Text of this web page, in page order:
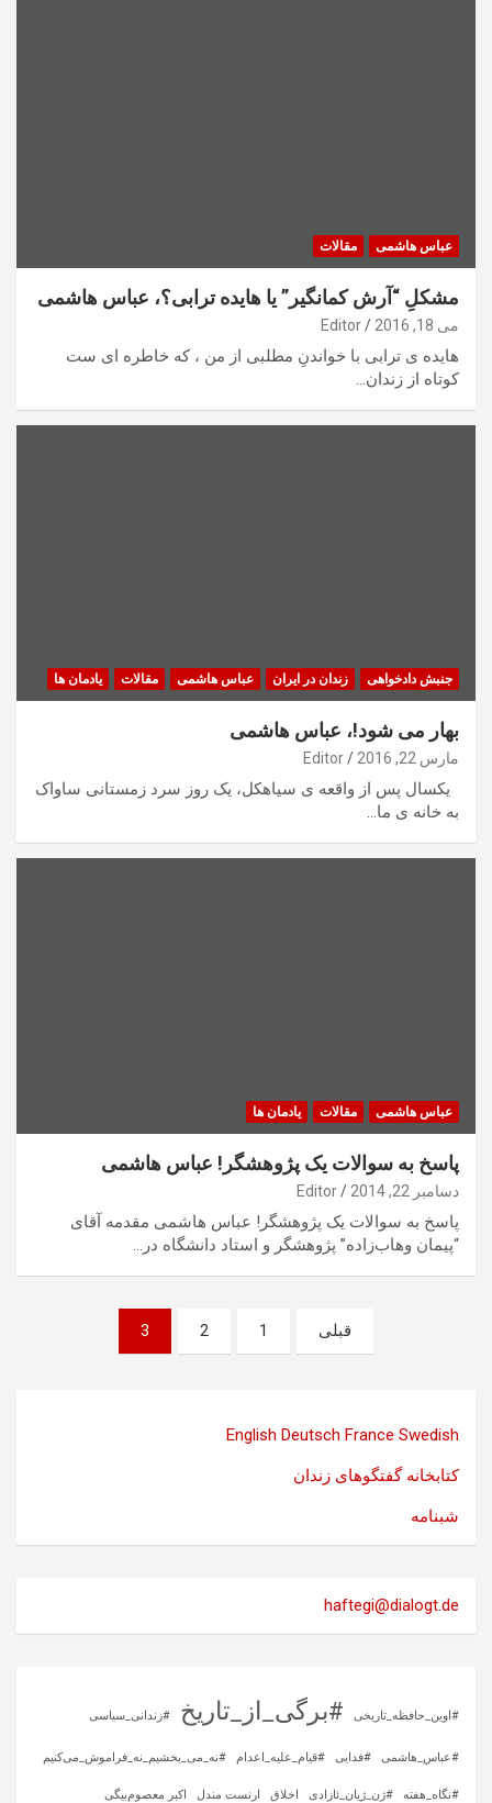
عباس هاشمی مقالات
مشکلِ “آرش کمانگیر” یا هایده ترابی؟، عباس هاشمی
می 18, 2016 Editor
هایده ی ترابی با خواندنِ مطلبی از من ، که خاطره ای ست
کوتاه از زندان…
جنبش دادخواهی زندان در ایران عباس هاشمی مقالات یادمان ها
بهار می شود!، عباس هاشمی
مارس 22, 2016 Editor
یکسال پس از واقعه ی سیاهکل، یک روز سرد زمستانی ساواک
به خانه ی ما…
عباس هاشمی مقالات یادمان ها
پاسخ به سوالات یک پژوهشگر! عباس هاشمی
دسامبر 22, 2014 Editor
پاسخ به سوالات یک پژوهشگر! عباس هاشمی مقدمه آقای
“پیمان وهاب‌زاده” پژوهشگر و استاد دانشگاه در…
قبلی 1
2
3
English Deutsch France Swedish
کتابخانه گفتگوهای زندان
شبنامه
haftegi@dialogt.de
#اوین_حافظه_تاریخی #برگی_از_تاریخ #زندانی_سیاسی
#عباس_هاشمی #فدایی #قیام_علیه_اعدام #نه_می_بخشیم_نه_فراموش_می‌کنیم
#نگاه_هفته #ژن_ژیان_ئازادی اخلاق ارنست مندل اکبر معصوم‌بیگی